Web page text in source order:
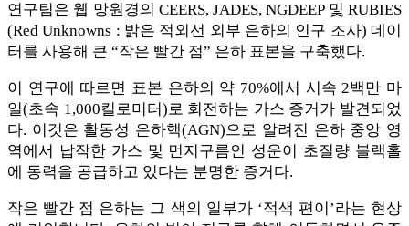
연구팀은 웹 망원경의 CEERS, JADES, NGDEEP 및 RUBIES
(Red Unknowns : 밝은 적외선 외부 은하의 인구 조사) 데이
터를 사용해 큰 “작은 빨간 점” 은하 표본을 구축했다.
이 연구에 따르면 표본 은하의 약 70%에서 시속 2백만 마
일(초속 1,000킬로미터)로 회전하는 가스 증거가 발견되었
다. 이것은 활동성 은하핵(AGN)으로 알려진 은하 중앙 영
역에서 납작한 가스 및 먼지구름인 성운이 초질량 블랙홀
에 동력을 공급하고 있다는 분명한 증거다.
작은 빨간 점 은하는 그 색의 일부가 ‘적색 편이’라는 현상